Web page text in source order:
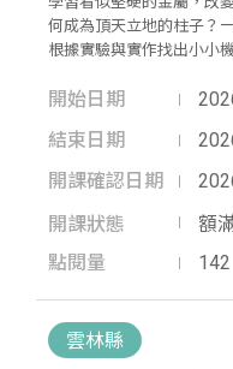
何成為頂天立地的柱子？
根據實驗與實作找出小小
開始日期
結束日期
開課確認日期
開課狀態 額
點閱量 142
雲林縣